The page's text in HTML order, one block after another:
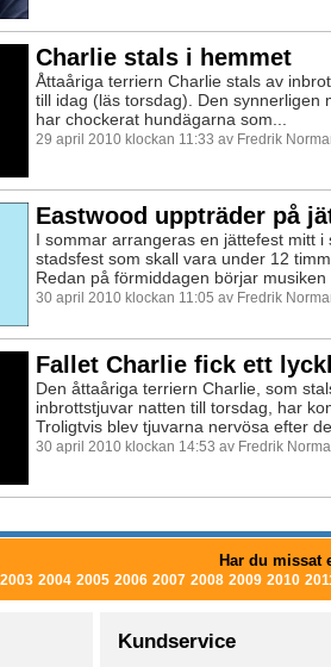
Charlie stals i hemmet
Åttaåriga terriern Charlie stals av
till idag (läs torsdag). Den synnerligen
har chockerat hundägarna som...
29 april 2010 klockan 11:33 av Fredrik
Eastwood uppträder på
I sommar arrangeras en jättefest mitt i
stadsfest som skall vara under 12
Redan på förmiddagen börjar musiken
30 april 2010 klockan 11:05 av Fredrik
Fallet Charlie fick ett
Den åttaåriga terriern Charlie, som
inbrottstjuvar natten till torsdag, har
Troligtvis blev tjuvarna nervösa efter
30 april 2010 klockan 14:53 av Fredrik
Har du missat
2003 2004 2005 2006 2007 2008 2009 2010
Kundservice